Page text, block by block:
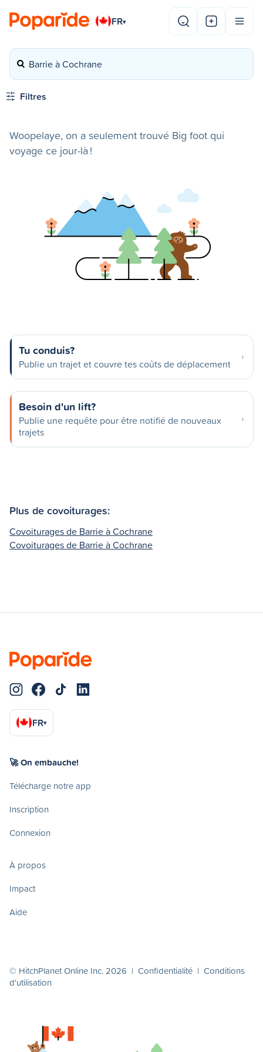
FR▾
Barrie à Cochrane
Filtres
Woopelaye, on a seulement trouvé Big foot qui
voyage ce jour-là !
Tu conduis?
Publie un trajet et couvre tes coûts de déplacement
Besoin d'un lift?
Publie une requête pour être notifié de nouveaux
trajets
Plus de covoiturages:
Covoiturages de Barrie à Cochrane
Covoiturages de Barrie à Cochrane
FR▾
🚀 On embauche!
Télécharge notre app
Inscription
Connexion
À propos
Impact
Aide
© HitchPlanet Online Inc. 2026 | Confidentialité | Conditions
d'utilisation